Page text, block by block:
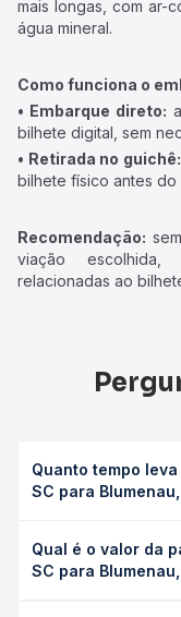
mais longas, com ar-
água mineral.
Como funciona o
• Embarque direto:
bilhete digital, sem
• Retirada no guichê:
bilhete físico antes do
Recomendação:
viação escolhida,
relacionadas ao
Quanto tempo
SC para
Rodoviária leva em
conforme a viação,
Qual é o valor da
SC para